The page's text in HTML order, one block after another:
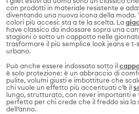
con prodotti in materiale resistente e
diventando una nuova icona della moda.
colori più accesi: sta a te la scelta. La
have classico da indossare sopra una
stagioni o sotto un cappotto nelle
trasformare il più semplice look jeans e
urbano.
Può anche essere indossato sotto il
è solo protezione: è un abbraccio di
pulite, volumi giusti e imbottiture che
chi vuole un effetto più accentuati c’è il
lungo, strutturato, con rever importanti e
perfetto per chi crede che il freddo sia la
dell’anno.